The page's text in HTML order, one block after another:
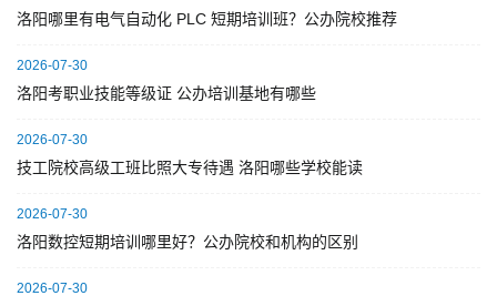
洛阳哪里有电气自动化 PLC 短期培训班？公办院校推荐
2026-07-30
洛阳考职业技能等级证 公办培训基地有哪些
2026-07-30
技工院校高级工班比照大专待遇 洛阳哪些学校能读
2026-07-30
洛阳数控短期培训哪里好？公办院校和机构的区别
2026-07-30